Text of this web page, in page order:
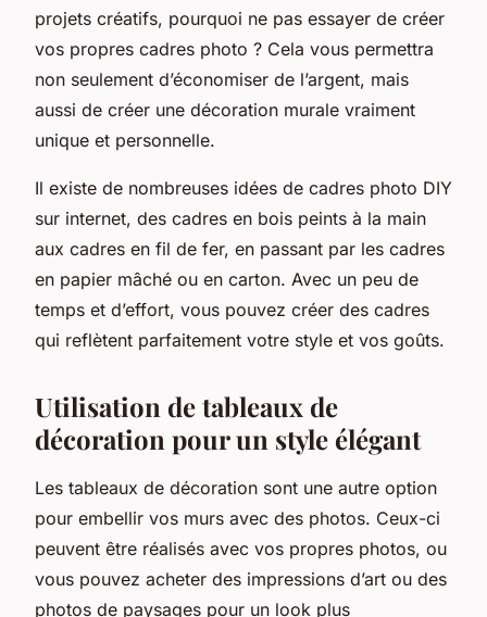
projets créatifs, pourquoi ne pas essayer de créer
vos propres cadres photo ? Cela vous permettra
non seulement d’économiser de l’argent, mais
aussi de créer une décoration murale vraiment
unique et personnelle.
Il existe de nombreuses idées de cadres photo DIY
sur internet, des cadres en bois peints à la main
aux cadres en fil de fer, en passant par les cadres
en papier mâché ou en carton. Avec un peu de
temps et d’effort, vous pouvez créer des cadres
qui reflètent parfaitement votre style et vos goûts.
Utilisation de tableaux de
décoration pour un style élégant
Les tableaux de décoration sont une autre option
pour embellir vos murs avec des photos. Ceux-ci
peuvent être réalisés avec vos propres photos, ou
vous pouvez acheter des impressions d’art ou des
photos de paysages pour un look plus